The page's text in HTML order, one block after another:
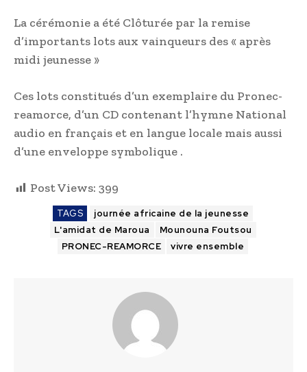
La cérémonie a été Clôturée par la remise
d’importants lots aux vainqueurs des « après
midi jeunesse »
Ces lots constitués d’un exemplaire du Pronec-
reamorce, d’un CD contenant l’hymne National
audio en français et en langue locale mais aussi
d’une enveloppe symbolique .
Post Views: 399
TAGS
journée africaine de la jeunesse
L'amidat de Maroua
Mounouna Foutsou
PRONEC-REAMORCE
vivre ensemble